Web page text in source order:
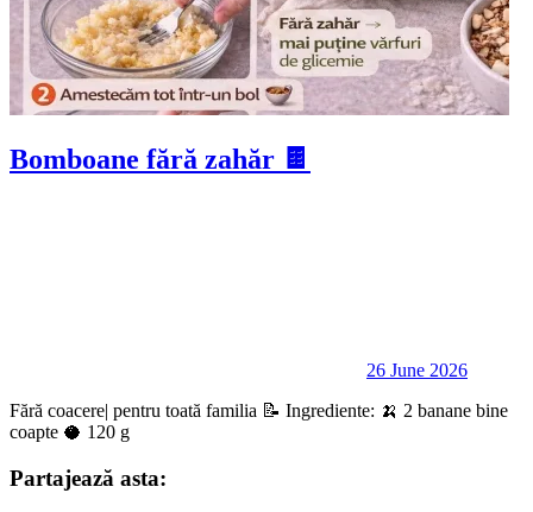
Bomboane fără zahăr 🍫
26 June 2026
Fără coacere| pentru toată familia 📝 Ingrediente: 🍌 2 banane bine
coapte 🥥 120 g
Partajează asta: